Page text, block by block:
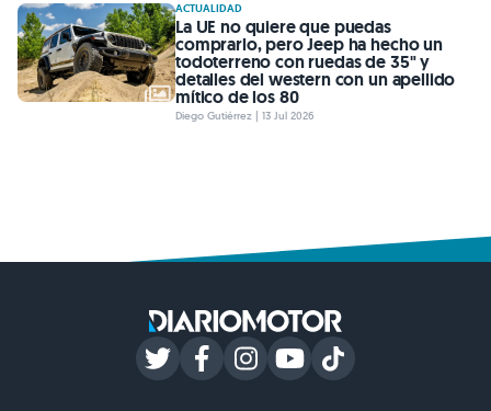
ACTUALIDAD
La UE no quiere que puedas
comprarlo, pero Jeep ha hecho un
todoterreno con ruedas de 35" y
detalles del western con un apellido
mítico de los 80
Diego Gutiérrez | 13 Jul 2026